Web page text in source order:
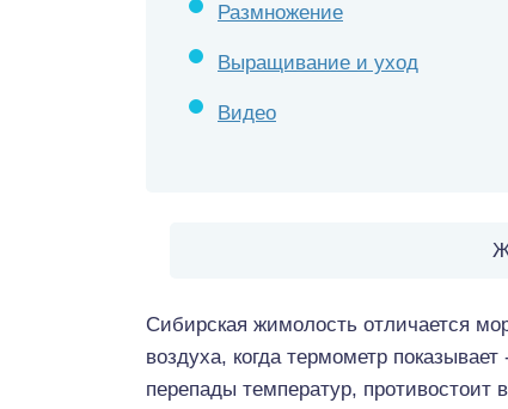
Размножение
Выращивание и уход
Видео
Сибирская жимолость отличается
воздуха, когда термометр
перепады температур, противостоит